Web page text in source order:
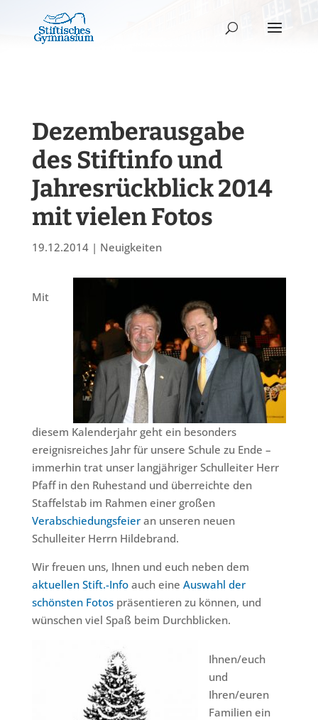
Dezemberausgabe
des Stiftinfo und
Jahresrückblick 2014
mit vielen Fotos
19.12.2014| Neuigkeiten
Mit
diesem Kalenderjahr geht ein besonders
ereignisreiches Jahr für unsere Schule zu Ende –
immerhin trat unser langjähriger Schulleiter Herr
Pfaff in den Ruhestand und überreichte den
Staffelstab im Rahmen einer großen
Verabschiedungsfeier an unseren neuen
Schulleiter Herrn Hildebrand.
Wir freuen uns, Ihnen und euch neben dem
aktuellen Stift.-Info auch eine Auswahl der
schönsten Fotospräsentieren zu können, und
wünschen viel Spaß beim Durchblicken.
Ihnen/euch
und
Ihren/euren
Familien ein